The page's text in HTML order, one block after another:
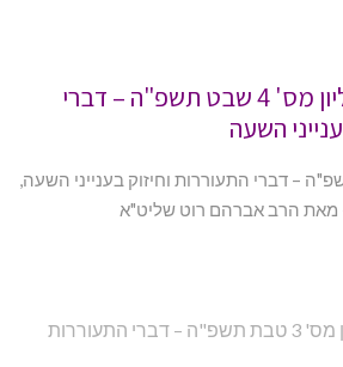
ושכנתי בתוכם – גליון מס' 4 שבט תשפ"ה – דברי
השעה
– דברי התעוררות וחיזוק בענייני השעה,